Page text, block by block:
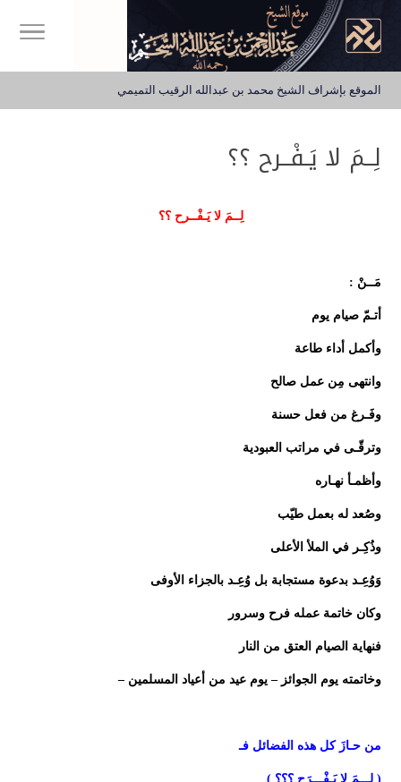
الموقع بإشراف الشيخ محمد بن عبدالله الرقيب التميمي
لِــمَ لا يَـفْــرح ؟؟
لِــمَ لا يَـفْــرح ؟؟
مَــنْ :
أتـمّ صيام يوم
وأكمل أداء طاعة
وانتهى مِن عمل صالح
وفَـرغ من فعل حسنة
وترقّـى في مراتب العبودية
وأظمـأ نهـاره
وصُعد له بعمل طيّب
وذُكِـر في الملأ الأعلى
وَوُعِـد بدعوة مستجابة بل وُعِـد بالجزاء الأوفى
وكان خاتمة عمله فرح وسرور
فنهاية الصيام العتق من النار
وخاتمته يوم الجوائز – يوم عيد من أعياد المسلمين –
من حـازَ كل هذه الفضائل فـ
( لِـــمَ لا يَـفْـــرَح ؟؟؟ )